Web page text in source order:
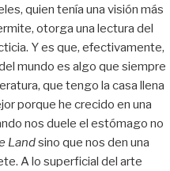
quien tenía una visión más
otorga una lectura del
Y es que, efectivamente,
mundo es algo que siempre
que tengo la casa llena
porque he crecido en una
nos duele el estómago no
Landsino que nos den una
A lo superficial del arte